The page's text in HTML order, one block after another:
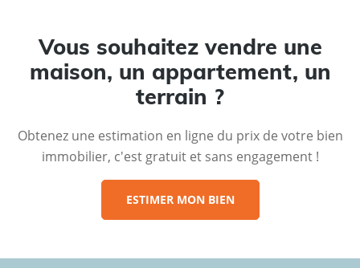
Vous souhaitez vendre une
maison, un appartement, un
terrain ?
Obtenez une estimation en ligne du prix de votre bien
immobilier, c'est gratuit et sans engagement !
ESTIMER MON BIEN